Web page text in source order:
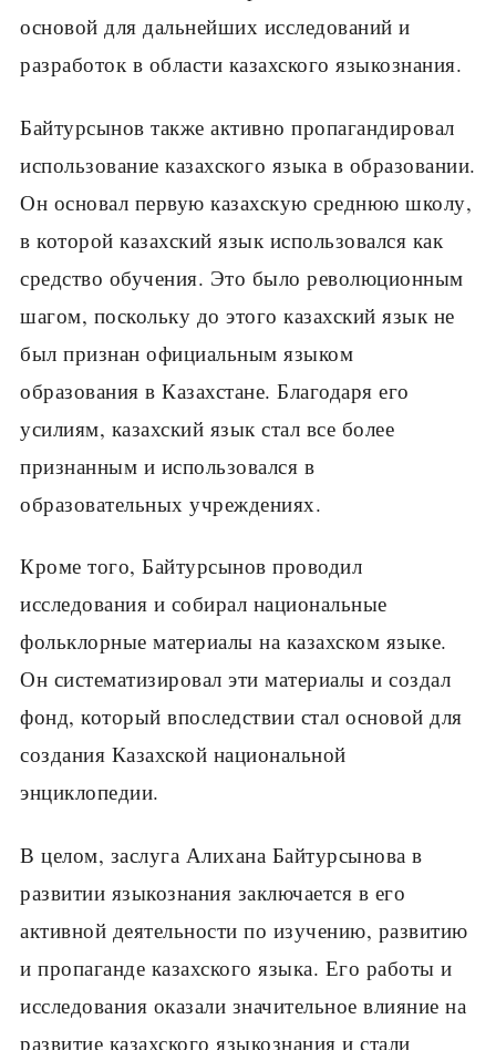
основой для дальнейших исследований и
разработок в области казахского языкознания.
Байтурсынов также активно пропагандировал
использование казахского языка в образовании.
Он основал первую казахскую среднюю школу,
в которой казахский язык использовался как
средство обучения. Это было революционным
шагом, поскольку до этого казахский язык не
был признан официальным языком
образования в Казахстане. Благодаря его
усилиям, казахский язык стал все более
признанным и использовался в
образовательных учреждениях.
Кроме того, Байтурсынов проводил
исследования и собирал национальные
фольклорные материалы на казахском языке.
Он систематизировал эти материалы и создал
фонд, который впоследствии стал основой для
создания Казахской национальной
энциклопедии.
В целом, заслуга Алихана Байтурсынова в
развитии языкознания заключается в его
активной деятельности по изучению, развитию
и пропаганде казахского языка. Его работы и
исследования оказали значительное влияние на
развитие казахского языкознания и стали